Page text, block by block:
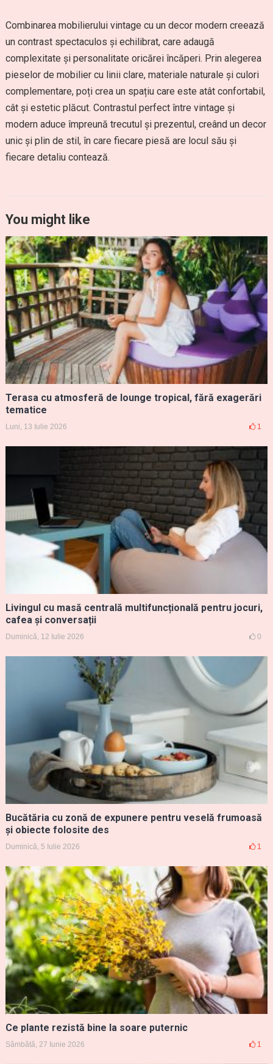
Combinarea mobilierului vintage cu un decor modern creează
un contrast spectaculos și echilibrat, care adaugă
complexitate și personalitate oricărei încăperi. Prin alegerea
pieselor de mobilier cu linii clare, materiale naturale și culori
complementare, poți crea un spațiu care este atât confortabil,
cât și estetic plăcut. Contrastul perfect între vintage și
modern aduce împreună trecutul și prezentul, creând un decor
unic și plin de stil, în care fiecare piesă are locul său și
fiecare detaliu contează.
You might like
Terasa cu atmosferă de lounge tropical, fără exagerări
tematice
Luni, 13 Iulie 2026 1
Livingul cu masă centrală multifuncțională pentru jocuri,
cafea și conversații
Duminică, 12 Iulie 2026 0
Bucătăria cu zonă de expunere pentru veselă frumoasă
și obiecte folosite des
Duminică, 5 Iulie 2026 1
Ce plante rezistă bine la soare puternic
Sâmbătă, 27 Iunie 2026 1